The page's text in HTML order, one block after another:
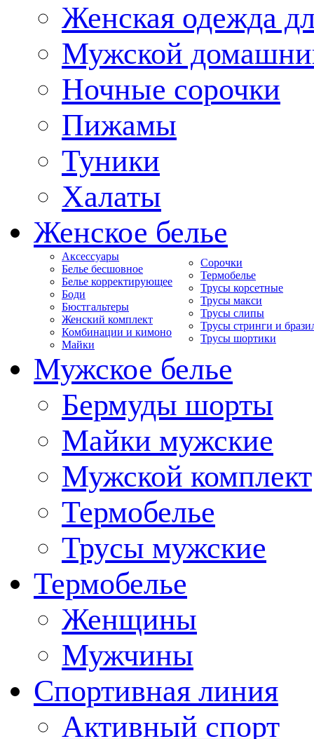
Женская одежда
Мужской
Ночные сорочки
Пижамы
Туники
Халаты
Женское белье
Аксессуары
Белье бесшовное
Белье корректирующее
Боди
Бюстгальтеры
Женский комплект
Комбинации и кимоно
Майки
Сорочки
Термобелье
Трусы корсетные
Трусы макси
Трусы слипы
Трусы стринги и
Трусы шортики
Мужское белье
Бермуды шорты
Майки мужские
Мужской комплект
Термобелье
Трусы мужские
Термобелье
Женщины
Мужчины
Спортивная линия
Активный спорт